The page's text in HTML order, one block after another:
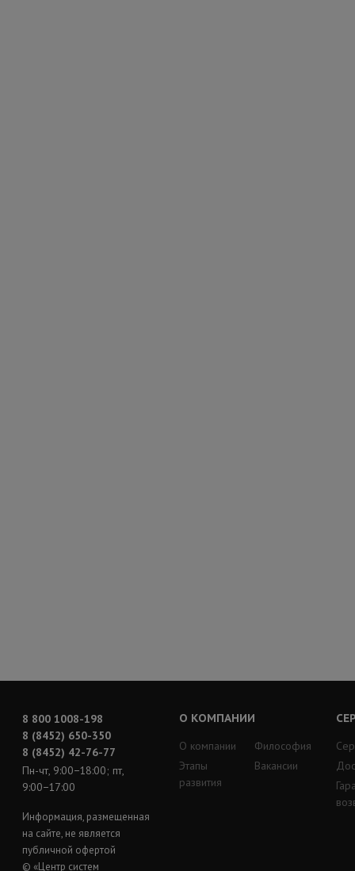
8 800 1008-198
8 (8452) 650-350
8 (8452) 42-76-77
Пн-чт, 9:00−18:00; пт,
9:00−17:00
Информация, размещенная
на сайте, не является
публичной офертой
© «Центр систем
О КОМПАНИИ
О компании
Этапы
развития
Философия
Вакансии